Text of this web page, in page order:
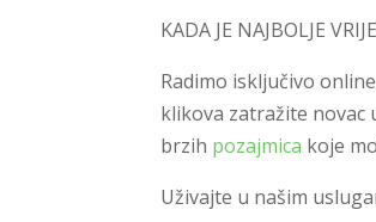
KADA JE NAJBOLJE
Radimo isključivo
klikova zatražite novac
brzih pozajmica koje
Uživajte u našim